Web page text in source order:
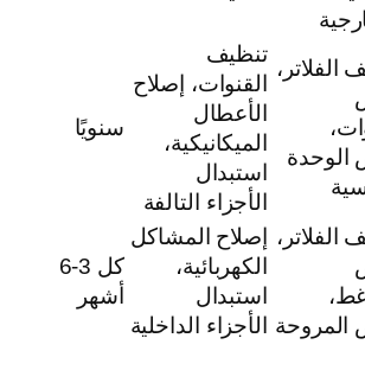
الفلاتر،
تنظيف
القنوات، إصلاح
الأعطال
الميكانيكية،
استبدال
الأجزاء التالفة
سنويًا
الفلاتر،
إصلاح المشاكل
الكهربائية،
استبدال
الأجزاء الداخلية
كل 3-6
أشهر